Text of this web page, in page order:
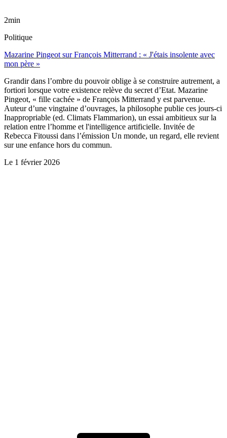
2min
Politique
Mazarine Pingeot sur François Mitterrand : « J'étais insolente avec
mon père »
Grandir dans l’ombre du pouvoir oblige à se construire autrement, a
fortiori lorsque votre existence relève du secret d’Etat. Mazarine
Pingeot, « fille cachée » de François Mitterrand y est parvenue.
Auteur d’une vingtaine d’ouvrages, la philosophe publie ces jours-ci
Inappropriable (ed. Climats Flammarion), un essai ambitieux sur la
relation entre l’homme et l'intelligence artificielle. Invitée de
Rebecca Fitoussi dans l’émission Un monde, un regard, elle revient
sur une enfance hors du commun.
Le 1 février 2026